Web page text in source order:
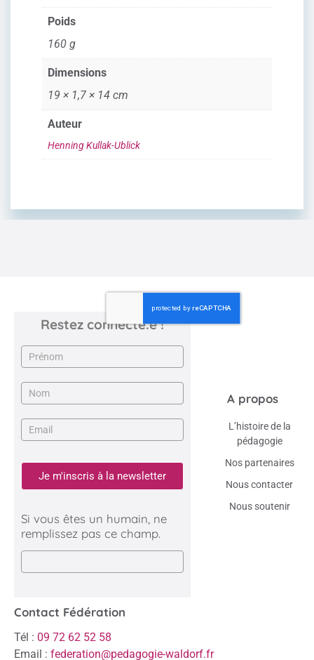
Poids
160 g
Dimensions
19 × 1,7 × 14 cm
Auteur
Henning Kullak-Ublick
Restez connecté.e !
Newsletter
Je m'inscris à la newsletter
Si vous êtes un humain, ne
remplissez pas ce champ.
A propos
L’histoire de la
pédagogie
Nos partenaires
Nous contacter
Nous soutenir
Contact Fédération
Tél : 09 72 62 52 58
Email : federation@pedagogie-waldorf.fr